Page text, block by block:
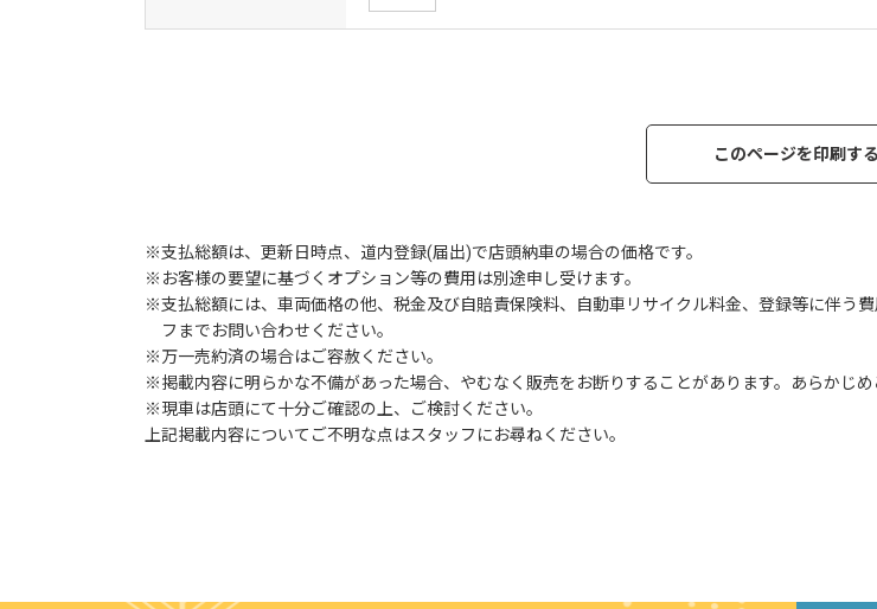
このページを印刷する
※支払総額は、更新日時点、道内登録(届出)で店頭納車の場合の価格です。
※お客様の要望に基づくオプション等の費用は別途申し受けます。
※支払総額には、車両価格の他、税金及び自賠責保険料、自動車リサイクル料金、登録等に伴う
フまでお問い合わせください。
※万一売約済の場合はご容赦ください。
※掲載内容に明らかな不備があった場合、やむなく販売をお断りすることがあります。あらかじめ
※現車は店頭にて十分ご確認の上、ご検討ください。
上記掲載内容についてご不明な点はスタッフにお尋ねください。